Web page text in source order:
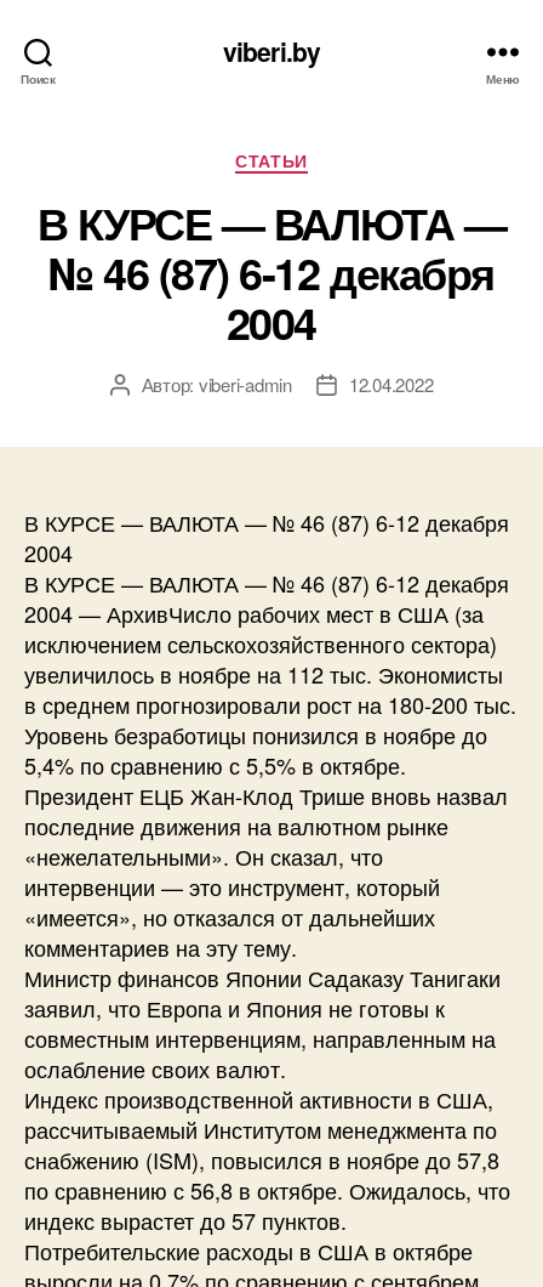
Поиск
viberi.by
Меню
Рубрики
СТАТЬИ
В КУРСЕ — ВАЛЮТА —
№ 46 (87) 6-12 декабря
2004
АвторАвтор: viberi-admin
Дата12.04.2022
В КУРСЕ — ВАЛЮТА — № 46 (87) 6-12 декабря
2004
В КУРСЕ — ВАЛЮТА — № 46 (87) 6-12 декабря
2004 — АрхивЧисло рабочих мест в США (за
исключением сельскохозяйственного сектора)
увеличилось в ноябре на 112 тыс. Экономисты
в среднем прогнозировали рост на 180-200 тыс.
Уровень безработицы понизился в ноябре до
5,4% по сравнению с 5,5% в октябре.
Президент ЕЦБ Жан-Клод Трише вновь назвал
последние движения на валютном рынке
«нежелательными». Он сказал, что
интервенции — это инструмент, который
«имеется», но отказался от дальнейших
комментариев на эту тему.
Министр финансов Японии Садаказу Танигаки
заявил, что Европа и Япония не готовы к
совместным интервенциям, направленным на
ослабление своих валют.
Индекс производственной активности в США,
рассчитываемый Институтом менеджмента по
снабжению (ISM), повысился в ноябре до 57,8
по сравнению с 56,8 в октябре. Ожидалось, что
индекс вырастет до 57 пунктов.
Потребительские расходы в США в октябре
выросли на 0,7% по сравнению с сентябрем.